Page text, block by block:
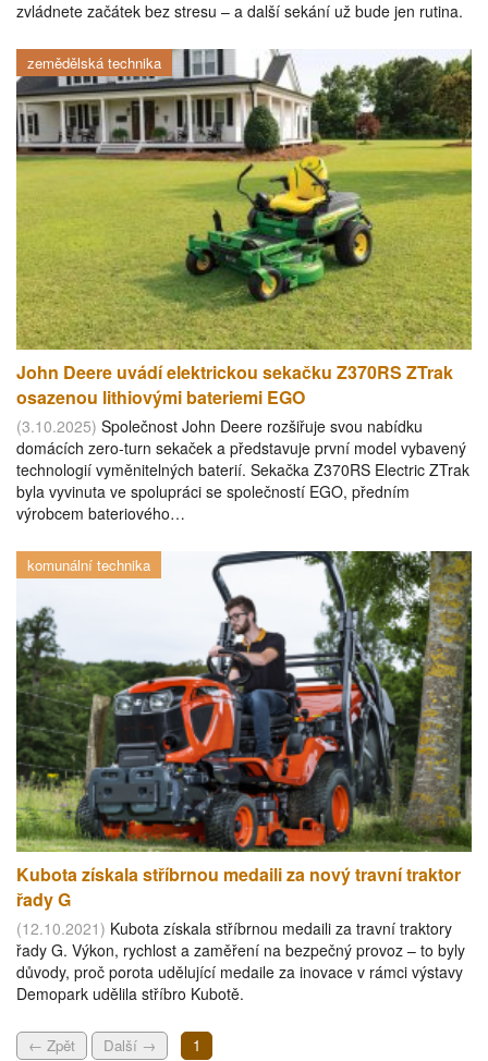
zvládnete začátek bez stresu – a další sekání už bude jen rutina.
zemědělská technika
John Deere uvádí elektrickou sekačku Z370RS ZTrak
osazenou lithiovými bateriemi EGO
(3.10.2025) Společnost John Deere rozšiřuje svou nabídku
domácích zero-turn sekaček a představuje první model vybavený
technologií vyměnitelných baterií. Sekačka Z370RS Electric ZTrak
byla vyvinuta ve spolupráci se společností EGO, předním
výrobcem bateriového…
komunální technika
Kubota získala stříbrnou medaili za nový travní traktor
řady G
(12.10.2021) Kubota získala stříbrnou medaili za travní traktory
řady G. Výkon, rychlost a zaměření na bezpečný provoz – to byly
důvody, proč porota udělující medaile za inovace v rámci výstavy
Demopark udělila stříbro Kubotě.
← Zpět Další → 1